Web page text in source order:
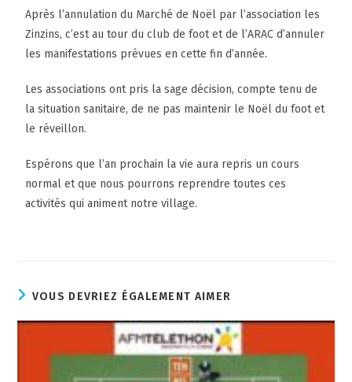
Après l’annulation du Marché de Noël par l’association les
Zinzins, c’est au tour du club de foot et de l’ARAC d’annuler
les manifestations prévues en cette fin d’année.
Les associations ont pris la sage décision, compte tenu de
la situation sanitaire, de ne pas maintenir le Noël du foot et
le réveillon.
Espérons que l’an prochain la vie aura repris un cours
normal et que nous pourrons reprendre toutes ces
activités qui animent notre village.
VOUS DEVRIEZ ÉGALEMENT AIMER